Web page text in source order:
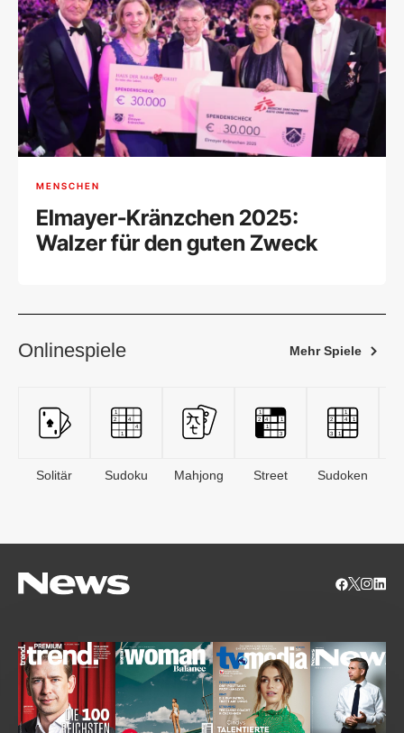
MENSCHEN
Elmayer-Kränzchen 2025:
Walzer für den guten Zweck
Onlinespiele Mehr Spiele
Solitär Sudoku Mahjong Street Sudoken